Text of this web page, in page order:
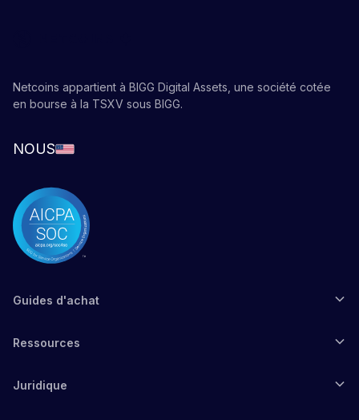
Netcoins appartient à BIGG Digital Assets, une société cotée
en bourse à la TSXV sous BIGG.
NOUS
Guides d'achat
Ressources
Juridique